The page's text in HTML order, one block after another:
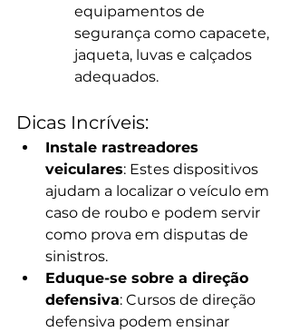
equipamentos de
segurança como capacete,
jaqueta, luvas e calçados
adequados.
Dicas Incríveis:
Instale rastreadores
veiculares: Estes dispositivos
ajudam a localizar o veículo em
caso de roubo e podem servir
como prova em disputas de
sinistros.
Eduque-se sobre a direção
defensiva: Cursos de direção
defensiva podem ensinar